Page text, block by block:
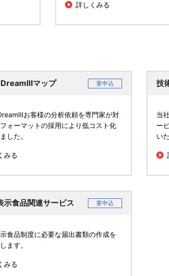
詳しくみる
マップ 要申込
お客様の分析依頼を専門家が対
ォーマットの採用により低コスト化
した。
みる
技
当
ー
い
示食品関連サービス 要申込
食品制度に必要な届出書類の作成を
ます。
みる